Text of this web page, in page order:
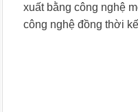
xuất bằng công nghệ
công nghệ đồng thời